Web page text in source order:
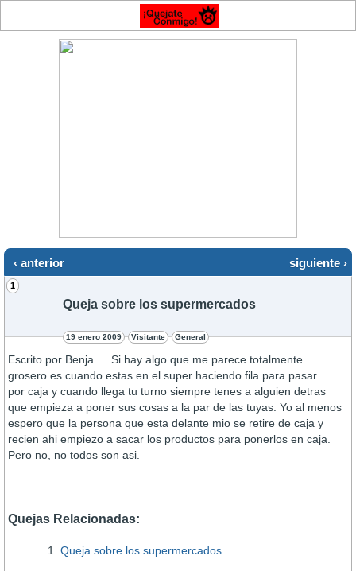
‹ anterior siguiente ›
1
Queja sobre los supermercados
19 enero 2009 Visitante General
Escrito por Benja … Si hay algo que me parece totalmente
grosero es cuando estas en el super haciendo fila para pasar
por caja y cuando llega tu turno siempre tenes a alguien detras
que empieza a poner sus cosas a la par de las tuyas. Yo al menos
espero que la persona que esta delante mio se retire de caja y
recien ahi empiezo a sacar los productos para ponerlos en caja.
Pero no, no todos son asi.
Quejas Relacionadas:
Queja sobre los supermercados